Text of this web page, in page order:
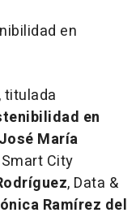
en
titulada
en
José María
City
, Data &
Ramírez del